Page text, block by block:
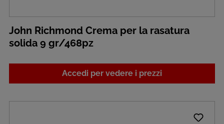
John Richmond Crema per la rasatura
solida 9 gr/468pz
Accedi per vedere i prezzi